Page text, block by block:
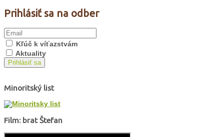
Prihlásiť sa na odber
Kľúč k víťazstvám
Aktuality
Prihlásiť sa
Minoritský list
Film: brat Štefan